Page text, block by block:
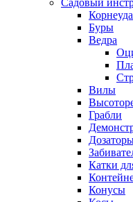
Садовый
Буры
Ведра
Вилы
Грабли
Катки
Конусы